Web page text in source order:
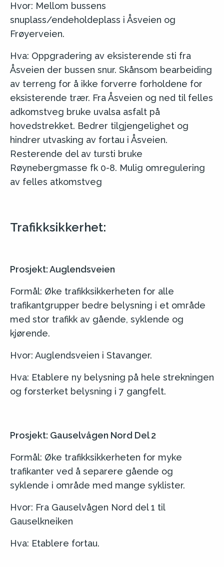
Hvor: Mellom bussens
snuplass/endeholdeplass i Åsveien og
Frøyerveien.
Hva: Oppgradering av eksisterende sti fra
Åsveien der bussen snur. Skånsom bearbeiding
av terreng for å ikke forverre forholdene for
eksisterende trær. Fra Åsveien og ned til felles
adkomstveg bruke uvalsa asfalt på
hovedstrekket. Bedrer tilgjengelighet og
hindrer utvasking av fortau i Åsveien.
Resterende del av tursti bruke
Røynebergmasse fk 0-8. Mulig omregulering
av felles atkomstveg
Trafikksikkerhet:
Prosjekt: Auglendsveien
Formål: Øke trafikksikkerheten for alle
trafikantgrupper bedre belysning i et område
med stor trafikk av gående, syklende og
kjørende.
Hvor: Auglendsveien i Stavanger.
Hva: Etablere ny belysning på hele strekningen
og forsterket belysning i 7 gangfelt.
Prosjekt: Gauselvågen Nord Del 2
Formål: Øke trafikksikkerheten for myke
trafikanter ved å separere gående og
syklende i område med mange syklister.
Hvor: Fra Gauselvågen Nord del 1 til
Gauselkneiken
Hva: Etablere fortau.